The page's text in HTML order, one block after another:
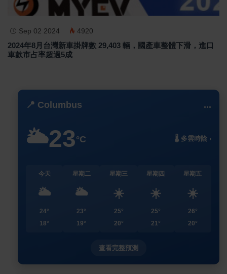
Sep 02 2024 4920
2024年8月台灣新車掛牌數 29,403 輛，國產車整體下滑，進口
車款市占率超過5成
📍 Columbus ...
🌥️23°C 🌡️ 多雲時陰 ›
今天
🌥️
24°
18°
星期二
🌥️
23°
19°
星期三
☀️
25°
20°
星期四
☀️
25°
21°
星期五
☀️
26°
20°
查看完整預測